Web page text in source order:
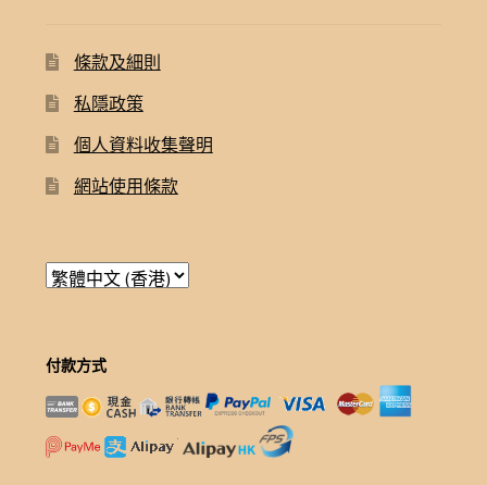
條款及細則
私隱政策
個人資料收集聲明
網站使用條款
付款方式